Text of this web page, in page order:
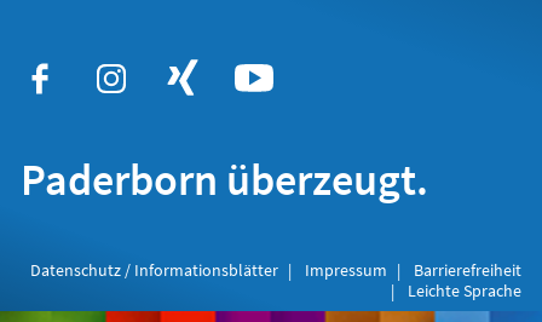
Paderborn überzeugt.
Datenschutz / Informationsblätter Impressum
Barrierefreiheit
Leichte Sprache